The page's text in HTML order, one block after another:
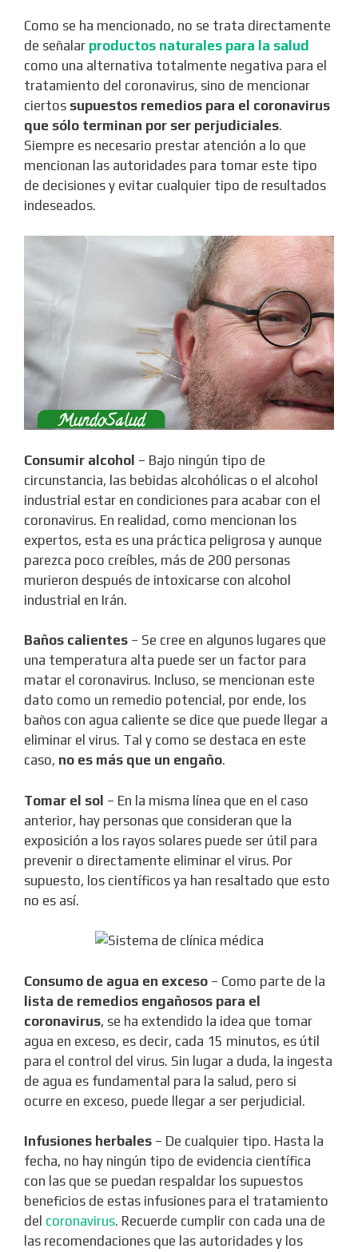
Como se ha mencionado, no se trata directamente
de señalar productos naturales para la salud
como una alternativa totalmente negativa para el
tratamiento del coronavirus, sino de mencionar
ciertos supuestos remedios para el coronavirus
que sólo terminan por ser perjudiciales.
Siempre es necesario prestar atención a lo que
mencionan las autoridades para tomar este tipo
de decisiones y evitar cualquier tipo de resultados
indeseados.
Consumir alcohol – Bajo ningún tipo de
circunstancia, las bebidas alcohólicas o el alcohol
industrial estar en condiciones para acabar con el
coronavirus. En realidad, como mencionan los
expertos, esta es una práctica peligrosa y aunque
parezca poco creíbles, más de 200 personas
murieron después de intoxicarse con alcohol
industrial en Irán.
Baños calientes – Se cree en algunos lugares que
una temperatura alta puede ser un factor para
matar el coronavirus. Incluso, se mencionan este
dato como un remedio potencial, por ende, los
baños con agua caliente se dice que puede llegar a
eliminar el virus. Tal y como se destaca en este
caso, no es más que un engaño.
Tomar el sol – En la misma línea que en el caso
anterior, hay personas que consideran que la
exposición a los rayos solares puede ser útil para
prevenir o directamente eliminar el virus. Por
supuesto, los científicos ya han resaltado que esto
no es así.
Consumo de agua en exceso – Como parte de la
lista de remedios engañosos para el
coronavirus, se ha extendido la idea que tomar
agua en exceso, es decir, cada 15 minutos, es útil
para el control del virus. Sin lugar a duda, la ingesta
de agua es fundamental para la salud, pero si
ocurre en exceso, puede llegar a ser perjudicial.
Infusiones herbales – De cualquier tipo. Hasta la
fecha, no hay ningún tipo de evidencia científica
con las que se puedan respaldar los supuestos
beneficios de estas infusiones para el tratamiento
del coronavirus. Recuerde cumplir con cada una de
las recomendaciones que las autoridades y los